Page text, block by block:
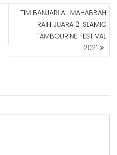
TIM BANJARI AL MAHABBAH
RAIH JUARA 2 ISLAMIC
TAMBOURINE FESTIVAL
2021